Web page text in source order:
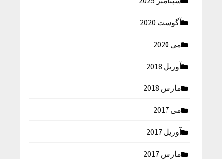
آگوست 2020
می 2020
آوریل 2018
مارس 2018
می 2017
آوریل 2017
مارس 2017